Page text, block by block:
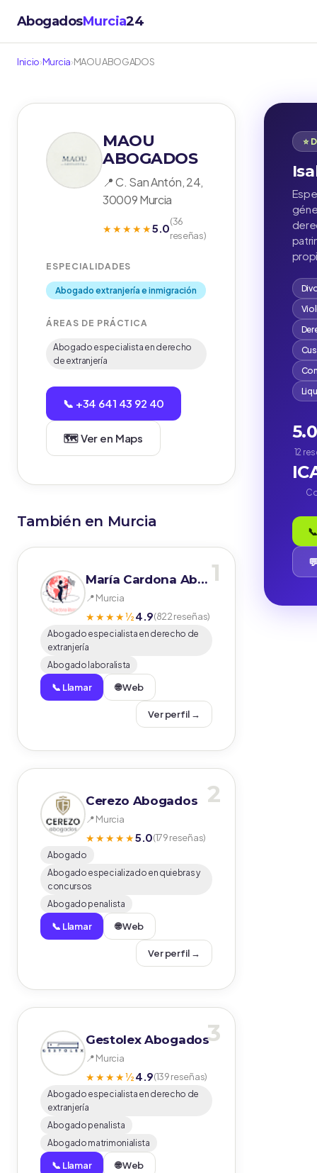
AbogadosMurcia24
Inicio›Murcia›MAOU ABOGADOS
MAOU
ABOGADOS
📍 C. San Antón, 24,
30009 Murcia
★★★★★5.0(36
reseñas)
ESPECIALIDADES
Abogado extranjería e inmigración
ÁREAS DE PRÁCTICA
Abogado especialista en derecho
de extranjería
📞 +34 641 43 92 40
🗺️ Ver en Maps
También en Murcia
1
María Cardona Abogados
📍 Murcia
★★★★½4.9(822 reseñas)
Abogado especialista en derecho de
extranjería
Abogado laboralista
📞 Llamar 🌐 Web
Ver perfil →
2
Cerezo Abogados
📍 Murcia
★★★★★5.0(179 reseñas)
Abogado
Abogado especializado en quiebras y
concursos
Abogado penalista
📞 Llamar 🌐 Web
Ver perfil →
3
Gestolex Abogados
📍 Murcia
★★★★½4.9(139 reseñas)
Abogado especialista en derecho de
extranjería
Abogado penalista
Abogado matrimonialista
📞 Llamar 🌐 Web
⭐
12